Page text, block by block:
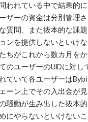
われている中で結果的
ザーの資金は分別管理
質問、また抜本的な課
ンを提供しないといけな
ちがこれから数カ月を
のユーザーのUIDに対し
ていて各ユーザーは
ーン上でその入出金が見
騒動が生み出した抜本
にやらないといけない